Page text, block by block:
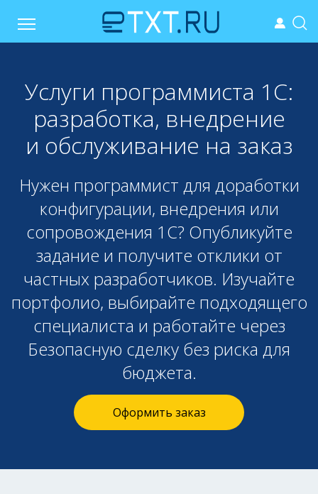
Услуги программиста 1С:
разработка, внедрение
и обслуживание на заказ
Нужен программист для доработки
конфигурации, внедрения или
сопровождения 1С? Опубликуйте
задание и получите отклики от
частных разработчиков. Изучайте
портфолио, выбирайте подходящего
специалиста и работайте через
Безопасную сделку без риска для
бюджета.
Оформить заказ